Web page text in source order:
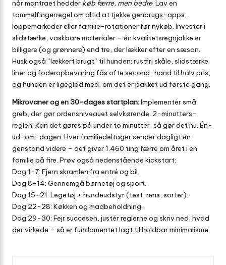
når mantraet hedder køb færre, men bedre. Lav en
tommelfingerregel om altid at tjekke genbrugs-apps,
loppemarkeder eller familie-rotationer før nykøb. Invester i
slidstærke, vaskbare materialer – én kvalitetsregnjakke er
billigere (og grønnere) end tre, der lækker efter en sæson.
Husk også ”lækkert brugt” til hunden: rustfri skåle, slidstærke
liner og foderopbevaring fås ofte second-hand til halv pris,
og hunden er ligeglad med, om det er pakket ud første gang.
Mikrovaner og en 30-dages startplan:Implementér små
greb, der gør ordensniveauet selvkørende. 2-minutters-
reglen: Kan det gøres på under to minutter, så gør det nu. Én-
ud-om-dagen: Hver familiedeltager sender dagligt én
genstand videre – det giver 1.460 ting færre om året i en
familie på fire. Prøv også nedenstående kickstart:
Dag 1-7: Fjern skramlen fra entré og bil.
Dag 8-14: Gennemgå børnetøj og sport.
Dag 15-21: Legetøj + hundeudstyr (test, rens, sorter).
Dag 22-28: Køkken og madbeholdning.
Dag 29-30: Fejr succesen, justér reglerne og skriv ned, hvad
der virkede – så er fundamentet lagt til holdbar minimalisme.